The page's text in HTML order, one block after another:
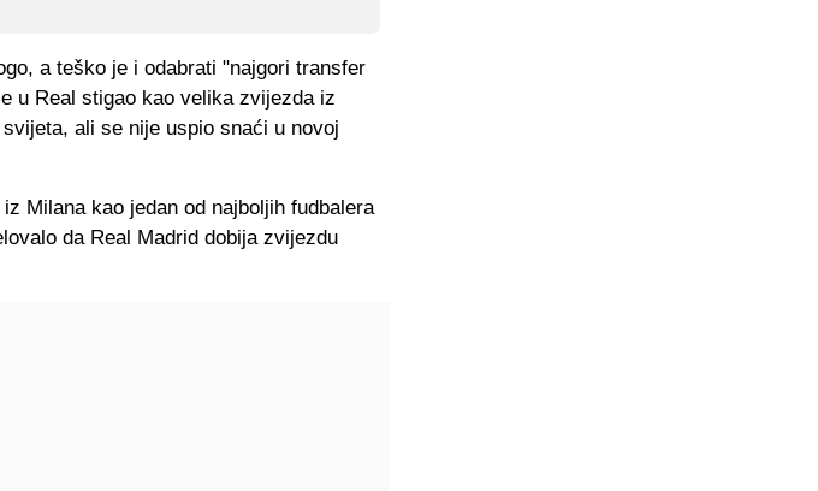
a teško je i odabrati "najgori transfer
u Real stigao kao velika zvijezda iz
ali se nije uspio snaći u novoj
Milana kao jedan od najboljih fudbalera
da Real Madrid dobija zvijezdu